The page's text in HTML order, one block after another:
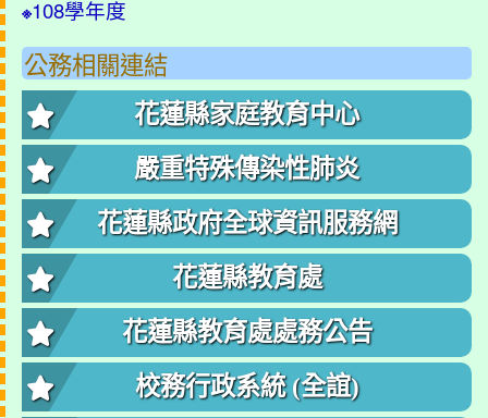
※108學年度
公務相關連結
花蓮縣家庭教育中心
嚴重特殊傳染性肺炎
花蓮縣政府全球資訊服務網
花蓮縣教育處
花蓮縣教育處處務公告
校務行政系統 (全誼)